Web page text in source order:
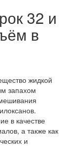
32 и
в
жидкой
запахом
в качестве
а также как
и